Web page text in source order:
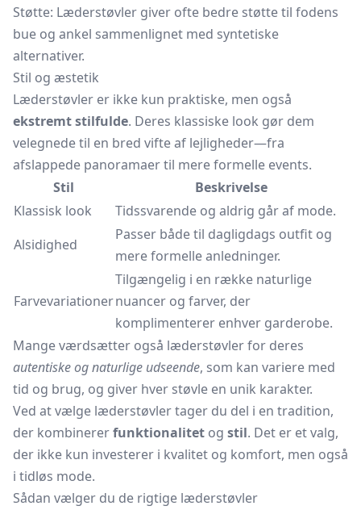
Støtte: Læderstøvler giver ofte bedre støtte til fodens
bue og ankel sammenlignet med syntetiske
alternativer.
Stil og æstetik
Læderstøvler er ikke kun praktiske, men også
ekstremt stilfulde. Deres klassiske look gør dem
velegnede til en bred vifte af lejligheder—fra
afslappede panoramaer til mere formelle events.
Stil
Beskrivelse
Klassisk look
Tidssvarende og aldrig går af mode.
Alsidighed
Passer både til dagligdags outfit og
mere formelle anledninger.
Farvevariationer
Tilgængelig i en række naturlige
nuancer og farver, der
komplimenterer enhver garderobe.
Mange værdsætter også læderstøvler for deres
autentiske og naturlige udseende, som kan variere med
tid og brug, og giver hver støvle en unik karakter.
Ved at vælge læderstøvler tager du del i en tradition,
der kombinererfunktionalitet og stil. Det er et valg,
der ikke kun investerer i kvalitet og komfort, men også
i tidløs mode.
Sådan vælger du de rigtige læderstøvler